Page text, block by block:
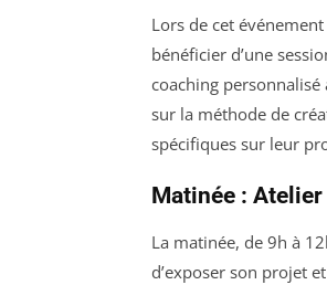
Lors de cet
bénéficier d’une
coaching
sur la méthode de
spécifiques sur leur
Matinée :
La matinée, de 9h à
d’exposer son projet